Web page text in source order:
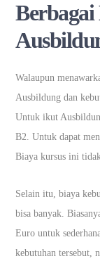
Walaupun
Ausbildung dan
Untuk ikut
B2. Untuk dapat
Biaya kursus ini
Selain itu, biaya
bisa banyak.
Euro untuk
kebutuhan tersebut,